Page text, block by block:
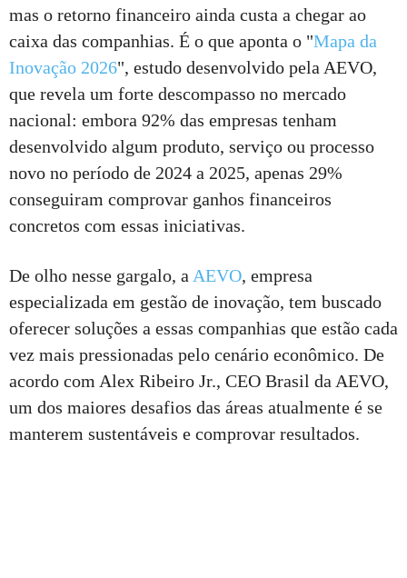
mas o retorno financeiro ainda custa a chegar ao
caixa das companhias. É o que aponta o "Mapa da
Inovação 2026", estudo desenvolvido pela AEVO,
que revela um forte descompasso no mercado
nacional: embora 92% das empresas tenham
desenvolvido algum produto, serviço ou processo
novo no período de 2024 a 2025, apenas 29%
conseguiram comprovar ganhos financeiros
concretos com essas iniciativas.
De olho nesse gargalo, a AEVO, empresa
especializada em gestão de inovação, tem buscado
oferecer soluções a essas companhias que estão cada
vez mais pressionadas pelo cenário econômico. De
acordo com Alex Ribeiro Jr., CEO Brasil da AEVO,
um dos maiores desafios das áreas atualmente é se
manterem sustentáveis e comprovar resultados.